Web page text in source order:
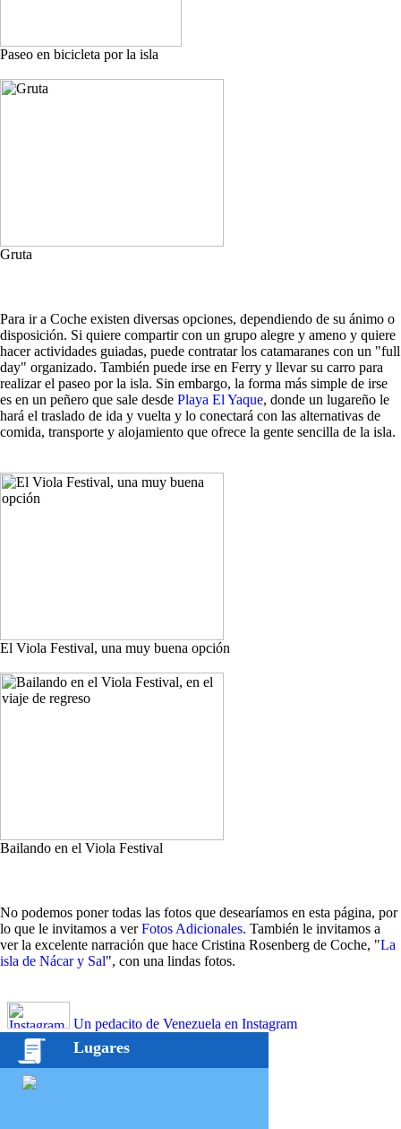
Paseo en bicicleta por la isla
Gruta
Para ir a Coche existen diversas opciones, dependiendo de su ánimo o
disposición. Si quiere compartir con un grupo alegre y ameno y quiere
hacer actividades guiadas, puede contratar los catamaranes con un "full
day" organizado. También puede irse en Ferry y llevar su carro para
realizar el paseo por la isla. Sin embargo, la forma más simple de irse
es en un peñero que sale desde Playa El Yaque, donde un lugareño le
hará el traslado de ida y vuelta y lo conectará con las alternativas de
comida, transporte y alojamiento que ofrece la gente sencilla de la isla.
El Viola Festival, una muy buena opción
Bailando en el Viola Festival
No podemos poner todas las fotos que desearíamos en esta página, por
lo que le invitamos a verFotos Adicionales. También le invitamos a
ver la excelente narración que hace Cristina Rosenberg de Coche, "La
isla de Nácar y Sal", con una lindas fotos.
Un pedacito de Venezuela en Instagram
Lugares